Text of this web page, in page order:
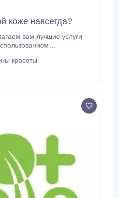
коже навсегда?
вам лучшие услуги
и безопасным,
методике и
красоты